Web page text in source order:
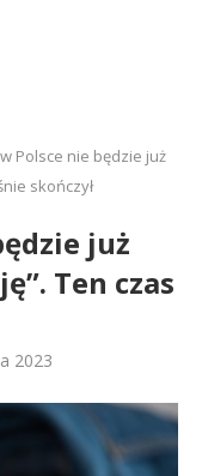
Polsce nie będzie już
skończył
już
Ten czas
2023